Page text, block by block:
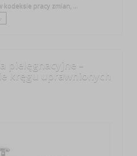
pracy zmian, ...
pielęgnacyjne –
kręgu uprawnionych